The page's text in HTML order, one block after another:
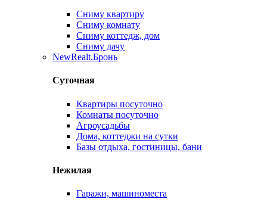
Сниму квартиру
Сниму комнату
Сниму коттедж, дом
Сниму дачу
NewRealt.Бронь
Суточная
Квартиры посуточно
Комнаты посуточно
Агроусадьбы
Дома, коттеджи на сутки
Базы отдыха, гостиницы, бани
Нежилая
Гаражи, машиноместа